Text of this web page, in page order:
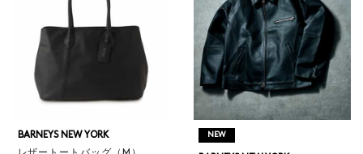
BARNEYS NEW YORK
NEW